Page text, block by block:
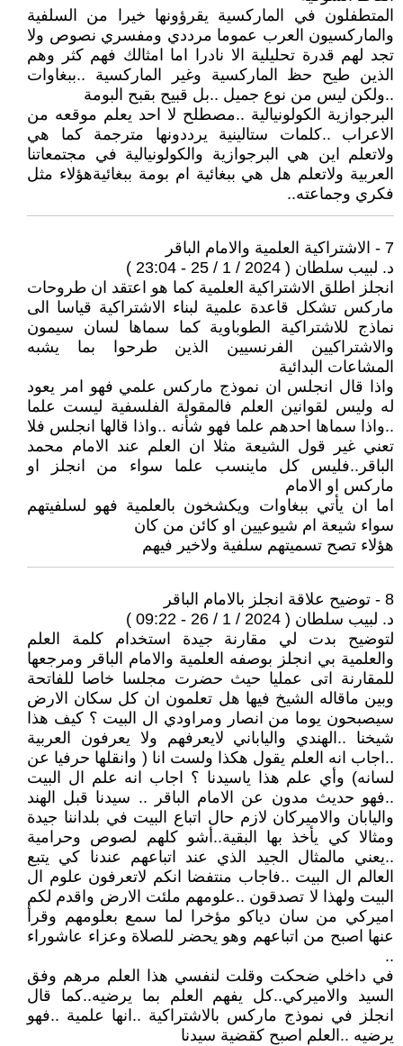
المتطفلون في الماركسية يقرؤونها خيرا من السلفية
والماركسيون العرب عموما مرددي ومفسري نصوص ولا
تجد لهم قدرة تحليلية الا نادرا اما امثالك فهم كثر وهم
الذين طيح حظ الماركسية وغير الماركسية ..ببغاوات
..ولكن ليس من نوع جميل ..بل قبيح بقبح البومة
البرجوازية الكولونيالية ..مصطلح لا احد يعلم موقعه من
الاعراب ..كلمات ستالينية يرددونها مترجمة كما هي
ولاتعلم اين هي البرجوازية والكولونيالية في مجتمعاتنا
العربية ولاتعلم هل هي ببغائية ام بومة ببغائيةهؤلاء مثل
فكري وجماعته..
7 - الاشتراكية العلمية والامام الباقر
د. لبيب سلطان ( 2024 / 1 / 25 - 23:04 )
انجلز اطلق الاشتراكية العلمية كما هو اعتقد ان طروحات
ماركس تشكل قاعدة علمية لبناء الاشتراكية قياسا الى
نماذج للاشتراكية الطوباوية كما سماها لسان سيمون
والاشتراكيين الفرنسيين الذين طرحوا بما يشبه
المشاعات البدائية
واذا قال انجلس ان نموذج ماركس علمي فهو امر يعود
له وليس لقوانين العلم فالمقولة الفلسفية ليست علما
..واذا سماها احدهم علما فهو شأنه ..واذا قالها انجلس فلا
تعني غير قول الشيعة مثلا ان العلم عند الامام محمد
الباقر..فليس كل ماينسب علما سواء من انجلز او
ماركس او الامام
اما ان يأتي ببغاوات ويكشخون بالعلمية فهو لسلفيتهم
سواء شيعة ام شيوعيين او كائن من كان
هؤلاء تصح تسميتهم سلفية ولاخير فيهم
8 - توضيح علاقة انجلز بالامام الباقر
د. لبيب سلطان ( 2024 / 1 / 26 - 09:22 )
لتوضيح بدت لي مقارنة جيدة استخدام كلمة العلم
والعلمية بي انجلز بوصفه العلمية والامام الباقر ومرجعها
للمقارنة اتى عمليا حيث حضرت مجلسا خاصا للفاتحة
وبين ماقاله الشيخ فيها هل تعلمون ان كل سكان الارض
سيصبحون يوما من انصار ومراودي ال البيت ؟ كيف هذا
شيخنا ..الهندي والياباني لايعرفهم ولا يعرفون العربية
..اجاب انه العلم يقول هكذا ولست انا ( وانقلها حرفيا عن
لسانه) وأي علم هذا ياسيدنا ؟ اجاب انه علم ال البيت
..فهو حديث مدون عن الامام الباقر .. سيدنا قبل الهند
واليابان والاميركان لازم حال اتباع البيت في بلداننا جيدة
ومثالا كي يأخذ بها البقية..أشو كلهم لصوص وحرامية
..يعني مالمثال الجيد الذي عند اتباعهم عندنا كي يتبع
العالم ال البيت ..فاجاب منتفضا انكم لاتعرفون علوم ال
البيت ولهذا لا تصدقون ..علومهم ملئت الارض واقدم لكم
اميركي من سان دياكو مؤخرا لما سمع بعلومهم وقرأ
عنها اصبح من اتباعهم وهو يحضر للصلاة وعزاء عاشوراء
..
في داخلي ضحكت وقلت لنفسي هذا العلم مرهم وفق
السيد والاميركي..كل يفهم العلم بما يرضيه..كما قال
انجلز في نموذج ماركس بالاشتراكية ..انها علمية ..فهو
يرضيه ..العلم اصبح كقضية سيدنا